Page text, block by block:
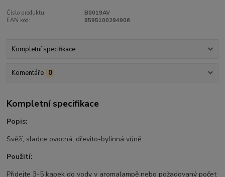
Číslo produktu:
B0019AV
EAN kód:
8595100294906
Kompletní specifikace
Komentáře 0
Kompletní specifikace
Popis:
Svěží, sladce ovocná, dřevito-bylinná vůně.
Použití:
Přidejte 3-5 kapek do vody v aromalampě nebo požadovaný počet